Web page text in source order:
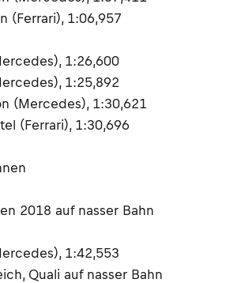
(Ferrari), 1:06,957
1:26,600
1:25,892
(Mercedes), 1:30,621
(Ferrari), 1:30,696
2018 auf nasser Bahn
1:42,553
Quali auf nasser Bahn